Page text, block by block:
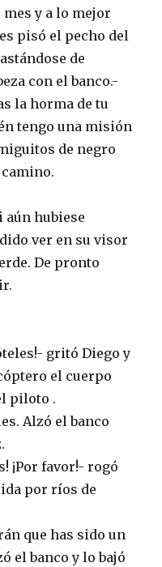
y a lo mejor
pisó el pecho del
de
con el banco.-
la horma de tu
tengo una misión
de negro
aún hubiese
ver en su visor
De pronto
gritó Diego y
el cuerpo
piloto .
Alzó el banco
¡Por favor!- rogó
por ríos de
que has sido un
el banco y lo bajó